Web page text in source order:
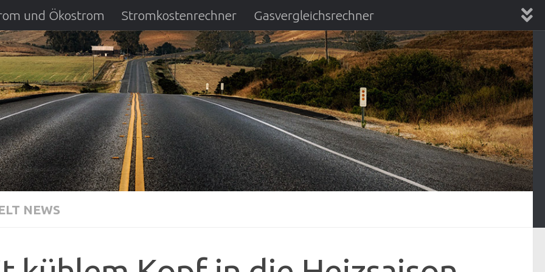
und Ökostrom Stromkostenrechner Gasvergleichsrechner
DSL Anbietervergleich Kreditvergleichsrechner
NEWS